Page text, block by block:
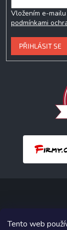
Tento web
Vložením e-
podmínkami
PŘIHLÁSIT SE
Copyright 2026